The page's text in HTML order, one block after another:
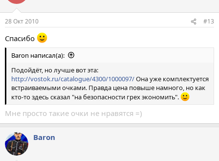
28 Окт 2010 #13
Спасибо
Baron написал(а):
Подойдёт, но лучше вот эта:
http://vostok.ru/catalogue/4300/1000097/Она уже комплектуется
встраиваемыми очками. Правда цена повыше намного, но как
кто-то здесь сказал "на безопасности грех экономить".
Мне просто такие очки не нравятся =)
Baron